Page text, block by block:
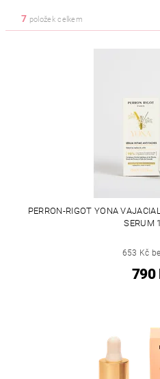
7 položek celkem
PERRON-RIGOT YONA
SERUM
653 Kč
790